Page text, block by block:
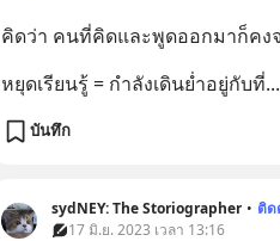
คิดว่า คนที่คิดและพูดออกมาก็คง
หยุดเรียนรู้ = กำลังเดินย่ำอยู่กับที่...
บันทึก
sydNEY: The Storiographer • ติด
17 มิ.ย. 2023 เวลา 13:16